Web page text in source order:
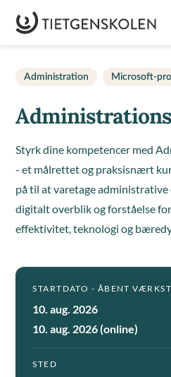
Administration Microsoft-
Styrk dine kompetencer med
- et målrettet og praksisnært
på til at varetage
digitalt overblik og forståelse
effektivitet, teknologi og
STARTDATO - ÅBENT
10. aug. 2026
10. aug. 2026 (online)
STED